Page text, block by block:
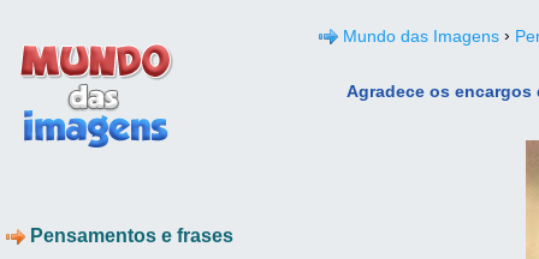
Pensamentos e frases
Mundo das Imagens ›
Agradece os